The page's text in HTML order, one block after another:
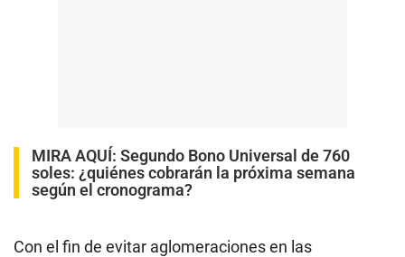
MIRA AQUÍ: Segundo Bono Universal de 760
soles: ¿quiénes cobrarán la próxima semana
según el cronograma?
Con el fin de evitar aglomeraciones en las